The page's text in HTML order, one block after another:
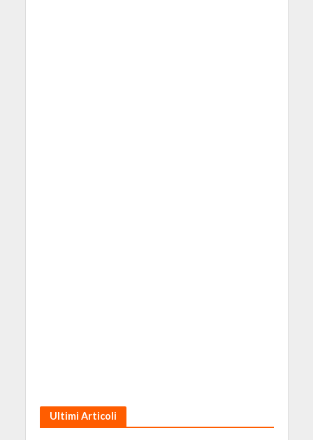
Ultimi Articoli